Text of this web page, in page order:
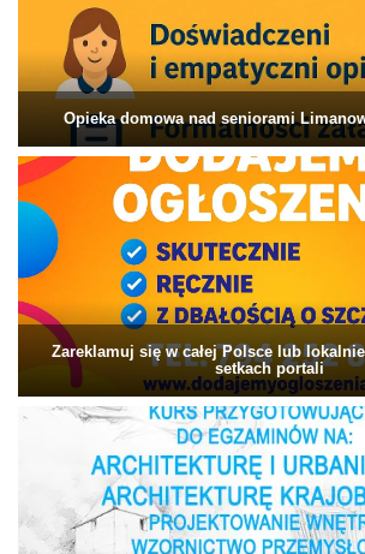
Opieka domowa nad seniorami
Zareklamuj się w całej Polsce lub
setkach portali